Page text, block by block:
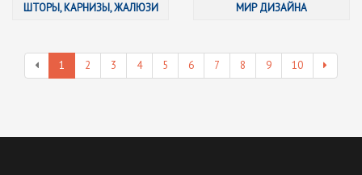
ШТОРЫ, КАРНИЗЫ, ЖАЛЮЗИ
МИР ДИЗАЙНА
1 2 3 4 5 6 7 8 9 10